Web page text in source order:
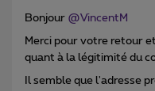
Bonjour ​ @VincentM
Merci pour votre retour
quant à la légitimité du
Il semble que l'adresse